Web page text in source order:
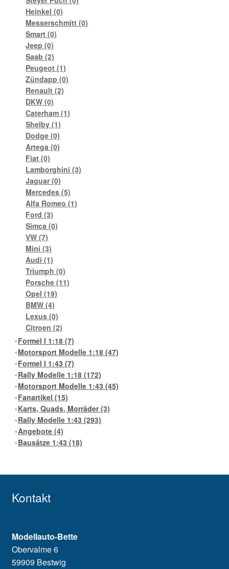
Heinkel(0)
Messerschmitt(0)
Smart(0)
Jeep(0)
Saab(2)
Peugeot(1)
Zündapp(0)
Renault(2)
DKW(0)
Caterham(1)
Shelby(1)
Dodge(0)
Artega(0)
Fiat(0)
Lamborghini(3)
Jaguar(0)
Mercedes(5)
Alfa Romeo(1)
Ford(3)
Simca(0)
VW(7)
Mini(3)
Audi(1)
Triumph(0)
Porsche(11)
Opel(19)
BMW(4)
Lexus(0)
Citroen(2)
Formel I 1:18(7)
Motorsport Modelle 1:18(47)
Formel I 1:43(7)
Rally Modelle 1:18(172)
Motorsport Modelle 1:43(45)
Fanartikel(15)
Karts, Quads, Morräder(3)
Rally Modelle 1:43(293)
Angebote(4)
Bausätze 1:43(18)
Kontakt
Modellauto-Bette
Obervalme 6
59909 Bestwig